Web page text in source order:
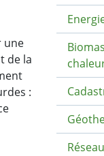
une
de la
: